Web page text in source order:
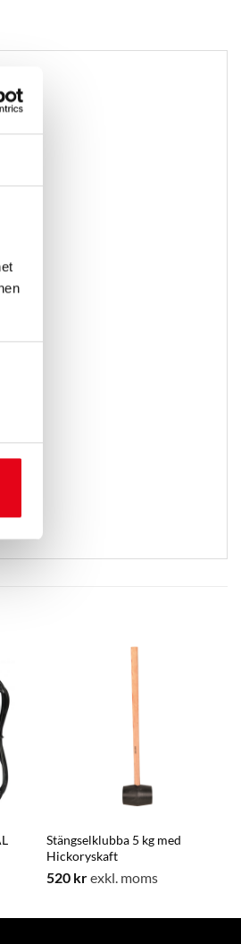
Stängselklubba 5 kg med
Hickoryskaft
520 krexkl. moms